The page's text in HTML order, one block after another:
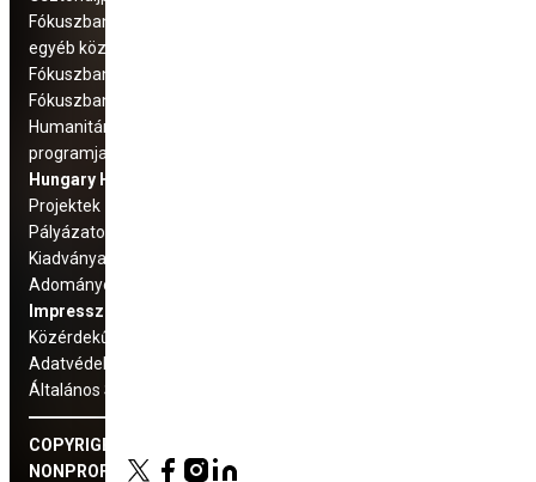
Fókuszban: Üldözött keresztény és
egyéb közösségek
Fókuszban: Száhel régió
Fókuszban az Európai Unió
Humanitárius és fejlesztési
programjaink
Hungary Helps Ügynökség
Projektek
Pályázatok
Kiadványaink
Adományozás
Impresszum
Közérdekű adatok
Adatvédelmi tájékoztató
Általános Szerződési Feltételek
COPYRIGHT © 2022 HUNGARY HELPS ÜGYNÖKSÉG
NONPROFIT ZRT.